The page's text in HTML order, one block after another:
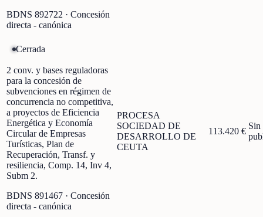
BDNS 892722 · Concesión
directa - canónica
Cerrada
2 conv. y bases reguladoras
para la concesión de
subvenciones en régimen de
concurrencia no competitiva,
a proyectos de Eficiencia
Energética y Economía
Circular de Empresas
Turísticas, Plan de
Recuperación, Transf. y
resiliencia, Comp. 14, Inv 4,
Subm 2.
BDNS 891467 · Concesión
directa - canónica
PROCESA
SOCIEDAD DE
DESARROLLO DE
CEUTA
113.420 €
Sin